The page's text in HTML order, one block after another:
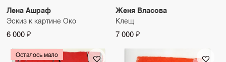
Лена Ашраф
Эскиз к картине Око
6 000 ₽
Женя Власова
Клещ
7 000 ₽
Осталось мало